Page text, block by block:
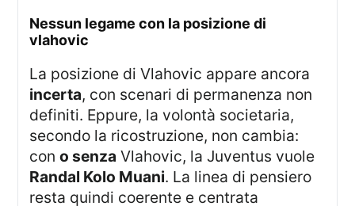
nessun legame con la posizione di
vlahovic
La posizione di Vlahovic appare ancora
incerta, con scenari di permanenza non
definiti. Eppure, la volontà societaria,
secondo la ricostruzione, non cambia:
cono senza Vlahovic, la Juventus vuole
Randal Kolo Muani. La linea di pensiero
resta quindi coerente e centrata